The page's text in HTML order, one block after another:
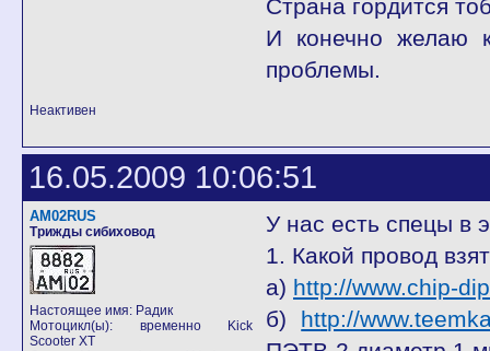
Страна гордится
И конечно желаю
проблемы.
Неактивен
16.05.2009 10:06:51
AM02RUS
Трижды сибиховод
Настоящее имя: Радик
Мотоцикл(ы): временно Kick
Scooter XT
У нас есть спецы в
1. Какой провод
а) http://www.chip-
б) http://